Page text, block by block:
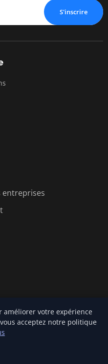
S'inscrire
entreprises
améliorer votre expérience
acceptez notre politique